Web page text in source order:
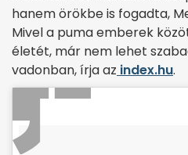
hanem örökbe is fogadta,
Mivel a puma emberek
életét, már nem lehet
vadonban, írja az index.hu.